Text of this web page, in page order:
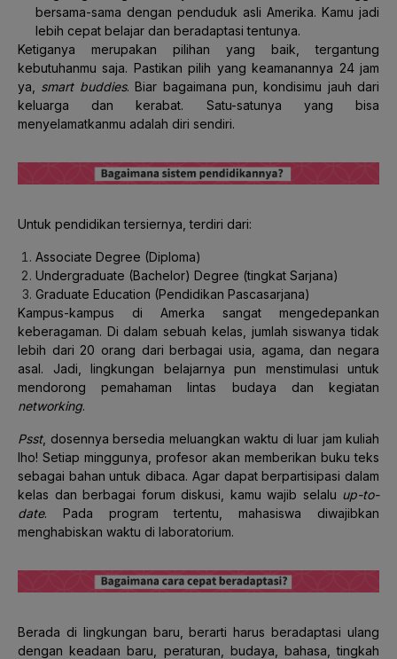
bersama-sama dengan penduduk asli Amerika. Kamu jadi
lebih cepat belajar dan beradaptasi tentunya.
Ketiganya merupakan pilihan yang baik, tergantung
kebutuhanmu saja. Pastikan pilih yang keamanannya 24 jam
ya, smart buddies. Biar bagaimana pun, kondisimu jauh dari
keluarga dan kerabat. Satu-satunya yang bisa
menyelamatkanmu adalah diri sendiri.
Untuk pendidikan tersiernya, terdiri dari:
Associate Degree (Diploma)
Undergraduate (Bachelor) Degree (tingkat Sarjana)
Graduate Education (Pendidikan Pascasarjana)
Kampus-kampus di Amerka sangat mengedepankan
keberagaman. Di dalam sebuah kelas, jumlah siswanya tidak
lebih dari 20 orang dari berbagai usia, agama, dan negara
asal. Jadi, lingkungan belajarnya pun menstimulasi untuk
mendorong pemahaman lintas budaya dan kegiatan
networking.
Psst, dosennya bersedia meluangkan waktu di luar jam kuliah
lho! Setiap minggunya, profesor akan memberikan buku teks
sebagai bahan untuk dibaca. Agar dapat berpartisipasi dalam
kelas dan berbagai forum diskusi, kamu wajib selalu up-to-
date. Pada program tertentu, mahasiswa diwajibkan
menghabiskan waktu di laboratorium.
Berada di lingkungan baru, berarti harus beradaptasi ulang
dengan keadaan baru, peraturan, budaya, bahasa, tingkah